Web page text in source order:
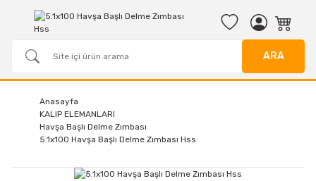
ARA
Anasayfa
KALIP ELEMANLARI
Havşa Başlı Delme Zımbası
5.1x100 Havşa Başlı Delme Zımbası Hss